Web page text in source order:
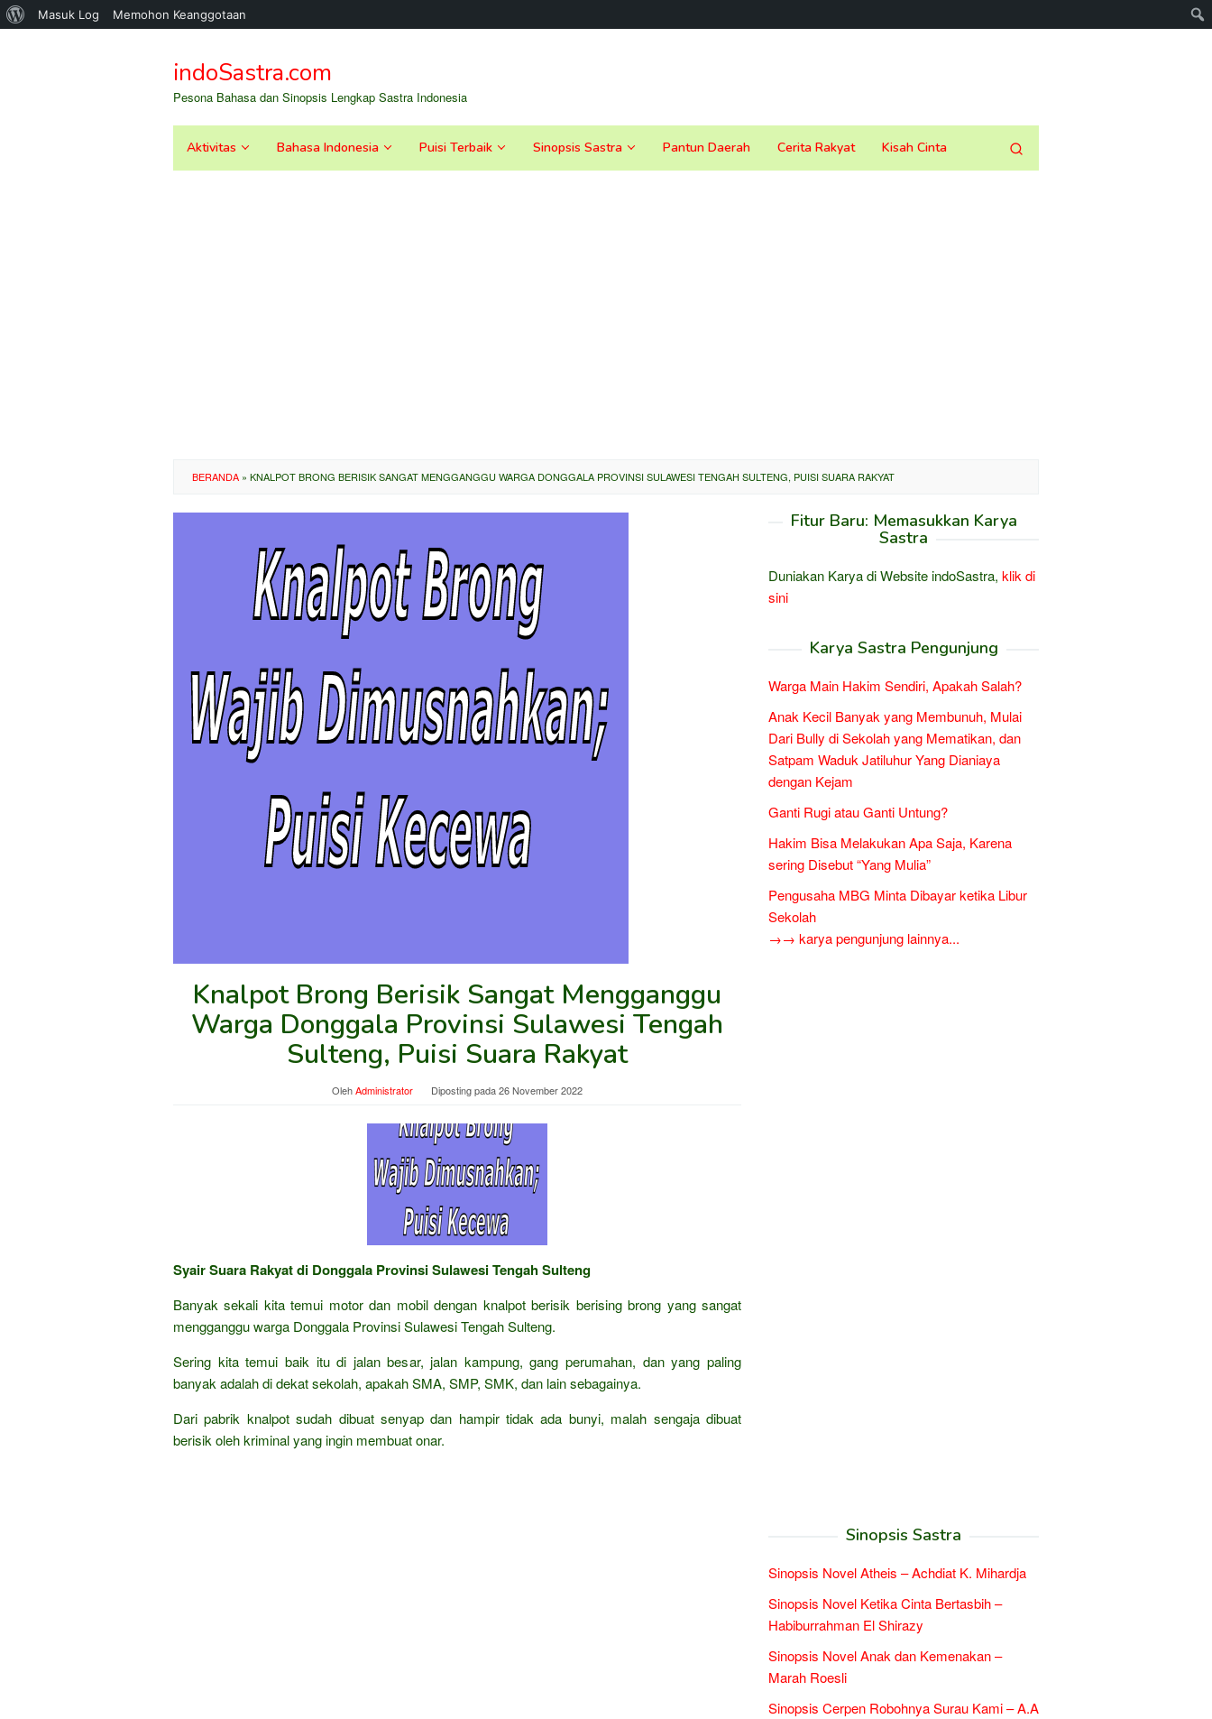
Tentang
Masuk Log Memohon Keanggotaan
kontenindoSastra.com
Pesona Bahasa dan Sinopsis Lengkap Sastra Indonesia
Aktivitas Bahasa Indonesia Puisi Terbaik Sinopsis Sastra Pantun Daerah Cerita Rakyat Kisah Cinta
BERANDA » KNALPOT BRONG BERISIK SANGAT MENGGANGGU WARGA DONGGALA PROVINSI SULAWESI TENGAH SULTENG, PUISI SUARA RAKYAT
Knalpot Brong Berisik Sangat Mengganggu
Warga Donggala Provinsi Sulawesi Tengah
Sulteng, Puisi Suara Rakyat
OlehAdministrator Diposting pada26 November 2022
Syair Suara Rakyat di Donggala Provinsi Sulawesi Tengah Sulteng
Banyak sekali kita temui motor dan mobil dengan knalpot berisik berising brong yang sangat
mengganggu warga Donggala Provinsi Sulawesi Tengah Sulteng.
Sering kita temui baik itu di jalan besar, jalan kampung, gang perumahan, dan yang paling
banyak adalah di dekat sekolah, apakah SMA, SMP, SMK, dan lain sebagainya.
Dari pabrik knalpot sudah dibuat senyap dan hampir tidak ada bunyi, malah sengaja dibuat
berisik oleh kriminal yang ingin membuat onar.
Fitur Baru: Memasukkan Karya
Sastra
Duniakan Karya di Website indoSastra, klik di
sini
Karya Sastra Pengunjung
Warga Main Hakim Sendiri, Apakah Salah?
Anak Kecil Banyak yang Membunuh, Mulai
Dari Bully di Sekolah yang Mematikan, dan
Satpam Waduk Jatiluhur Yang Dianiaya
dengan Kejam
Ganti Rugi atau Ganti Untung?
Hakim Bisa Melakukan Apa Saja, Karena
sering Disebut “Yang Mulia”
Pengusaha MBG Minta Dibayar ketika Libur
Sekolah
→→ karya pengunjung lainnya...
Sinopsis Sastra
Sinopsis Novel Atheis – Achdiat K. Mihardja
Sinopsis Novel Ketika Cinta Bertasbih –
Habiburrahman El Shirazy
Sinopsis Novel Anak dan Kemenakan –
Marah Roesli
Sinopsis Cerpen Robohnya Surau Kami – A.A